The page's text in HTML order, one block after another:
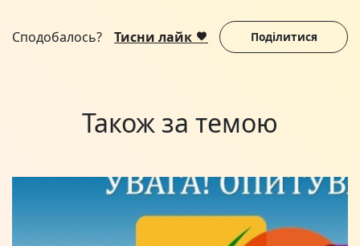
Сподобалось? Тисни лайк Поділитися
Також за темою